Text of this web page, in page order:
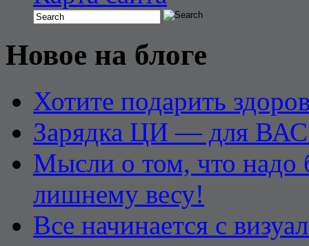
Новое на блоге
Хотите подарить
Зарядка ЦИ — для
Мысли о том, что надо
лишнему весу!
Все начинается с